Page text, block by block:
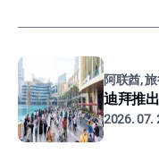
阿联酋,
迪拜推
2026. 07.